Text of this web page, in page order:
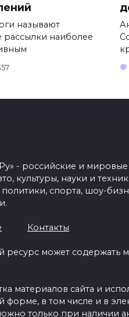
называют
рассылки наиболее
- российские и
культуры, науки и
спорта, шоу-
Контакты
ресурс может содержать
материалов сайта и
форме, в том числе и в
только при наличии